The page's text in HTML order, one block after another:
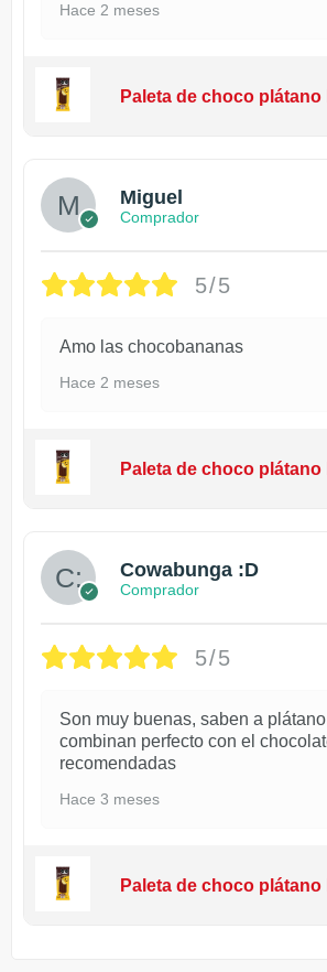
Hace 2 meses
Paleta de choco plátano
Miguel
Comprador
5/5
Amo las chocobananas
Hace 2 meses
Paleta de choco plátano
Cowabunga :D
Comprador
5/5
Son muy buenas, saben a
combinan perfecto con el
recomendadas
Hace 3 meses
Paleta de choco plátano